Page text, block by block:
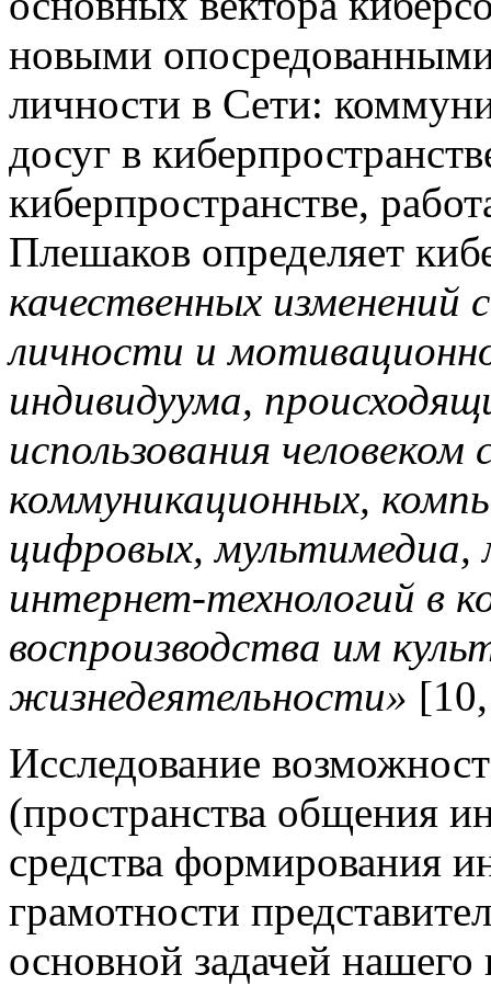
новыми
личности в Сети:
досуг в
киберпространстве,
Плешаков определяет
качественных изменений
личности и
индивидуума,
использования
коммуникационных,
цифровых, мультимедиа,
интернет-технологий в
воспроизводства им
жизнедеятельности»
Исследование
(пространства общения
средства формирования
грамотности
основной задачей нашего